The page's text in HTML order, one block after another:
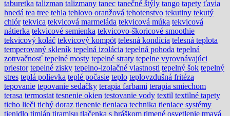
taburetka talizman talizmany tanec tanečné štýly tango tapety ťavia
hnedá tea tree tehla tehlovo oranžová tehotenstvo tekutiny tekutý
chlór tekvica tekvicová marmeláda tekvicová múka tekvicová
nátierka tekvicové semienka tekvicovo-škoricové smoothie
tekvicový koláč tekvicový kompót telesná kondícia telesná teplota
temperovaný skleník tepelná izolácia tepelná pohoda tepelná
zotrvačnosť tepelné mosty tepelné straty tepelne vyrovnávajúci
priestor tepelné zisky tepelno-izolačné vlastnosti tepelný šok tepelný
stres teplá polievka teplé počasie teplo teplovzdušná fritéza
tepovanie tepovanie sedačky terapia farbami terapia smiechom
terasa termostat tesnenie okien testovanie vody textil textilné tapety
ticho lieči tichý doraz tienenie tieniaca technika tieniace systémy
tienidlo timián tiramisu tlačenka s hráškom tlmené osvetlenie tmavá